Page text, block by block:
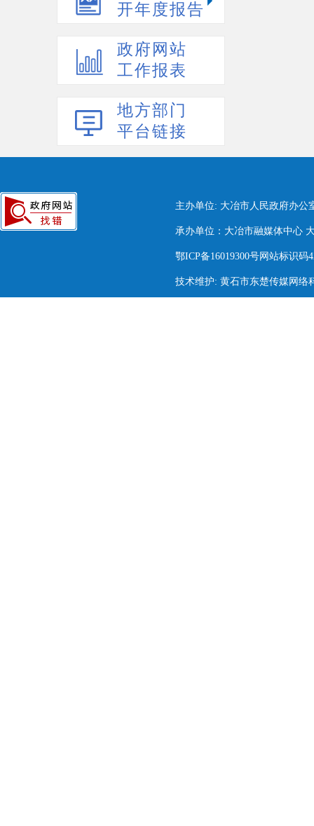
开年度报告
政府网站
工作报表
地方部门
平台链接
主办单位: 大冶市人民政府办公
承办单位：大冶市融媒体中心
鄂ICP备16019300号网站标识码
技术维护: 黄石市东楚传媒网络